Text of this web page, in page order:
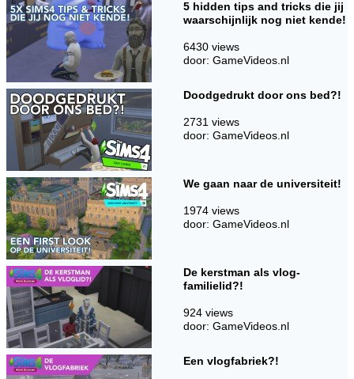
5 hidden tips and tricks die jij
waarschijnlijk nog niet kende!
6430 views
door: GameVideos.nl
Doodgedrukt door ons bed?!
2731 views
door: GameVideos.nl
We gaan naar de universiteit!
1974 views
door: GameVideos.nl
De kerstman als vlog-
familielid?!
924 views
door: GameVideos.nl
Een vlogfabriek?!